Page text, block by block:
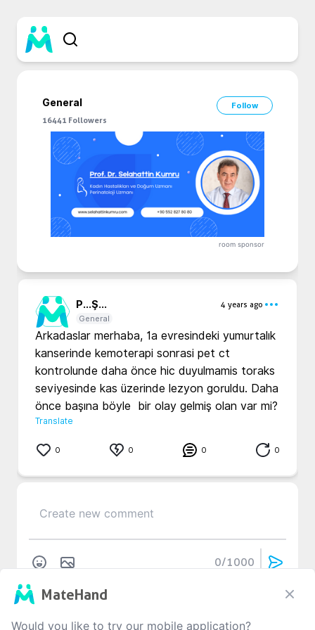
General
Follow
16441 Followers
room sponsor
P...Ş...
4 years ago
General
Arkadaslar merhaba, 1a evresindeki yumurtalık
kanserinde kemoterapi sonrasi pet ct
kontrolunde daha önce hic duyulmamis toraks
seviyesinde kas üzerinde lezyon goruldu. Daha
Translate
0 0 0 0
0/1000
MateHand
Would you like to try our mobile application?